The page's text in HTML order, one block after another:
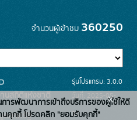
จำนวนผู้เข้าชม 360250
นสถิติแห่งชาติ
ลภาครัฐ
รุ่นโปรแกรม: 3.0.0
วันที่: 2025-05-
30
การพัฒนาการเข้าถึงบริการของผู้ใช้ให้ดี
นคุกกี้ โปรดคลิก "ยอมรับคุกกี้"
x